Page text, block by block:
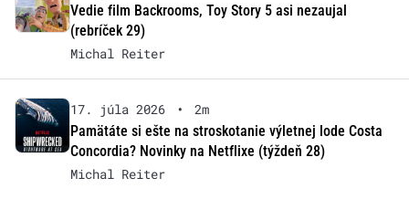
Vedie film Backrooms, Toy Story 5 asi nezaujal
(rebríček 29)
Michal Reiter
17. júla 2026 •
2m
Pamätáte si ešte na stroskotanie výletnej lode Costa
Concordia? Novinky na Netflixe (týždeň 28)
Michal Reiter